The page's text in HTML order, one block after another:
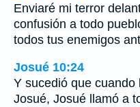
Enviaré mi terror
confusión a todo
todos tus enemigos
Josué 10:24
Y sucedió que
Josué, Josué llamó a